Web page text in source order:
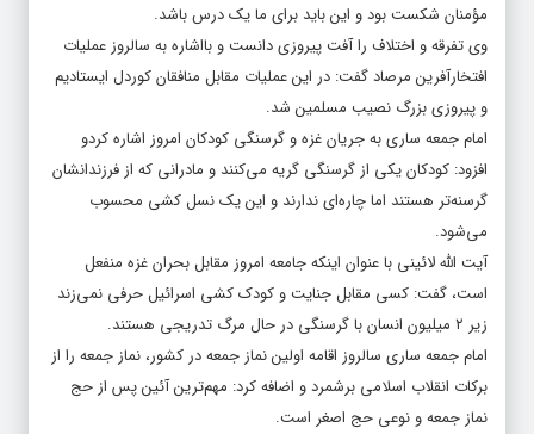
مؤمنان شکست بود و این باید برای ما یک درس باشد.
وی تفرقه و اختلاف را آفت پیروزی دانست و بااشاره به سالروز عملیات
افتخارآفرین مرصاد گفت: در این عملیات مقابل منافقان کوردل ایستادیم
و پیروزی بزرگ نصیب مسلمین شد.
امام جمعه ساری به جریان غزه و گرسنگی کودکان امروز اشاره کردو
افزود: کودکان یکی از گرسنگی گریه می‌کنند و مادرانی که از فرزندانشان
گرسنه‌تر هستند اما چاره‌ای ندارند و این یک نسل کشی محسوب
می‌شود.
آیت الله لائینی با عنوان اینکه جامعه امروز مقابل بحران غزه منفعل
است، گفت: کسی مقابل جنایت و کودک کشی اسرائیل حرفی نمی‌زند
زیر ۲ میلیون انسان با گرسنگی در حال مرگ تدریجی هستند.
امام جمعه ساری سالروز اقامه اولین نماز جمعه در کشور، نماز جمعه را از
برکات انقلاب اسلامی برشمرد و اضافه کرد: مهم‌ترین آئین پس از حج
نماز جمعه و نوعی حج اصغر است.